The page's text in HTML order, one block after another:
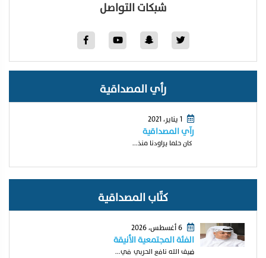
شبكات التواصل
رأي المصداقية
1 يناير، 2021
رآي المصداقية
كان حلما يراودنا منذ...
كتّاب المصداقية
6 أغسطس، 2026
الفئة المجتمعية الأنيقة
ضيف الله نافع الحربي في...